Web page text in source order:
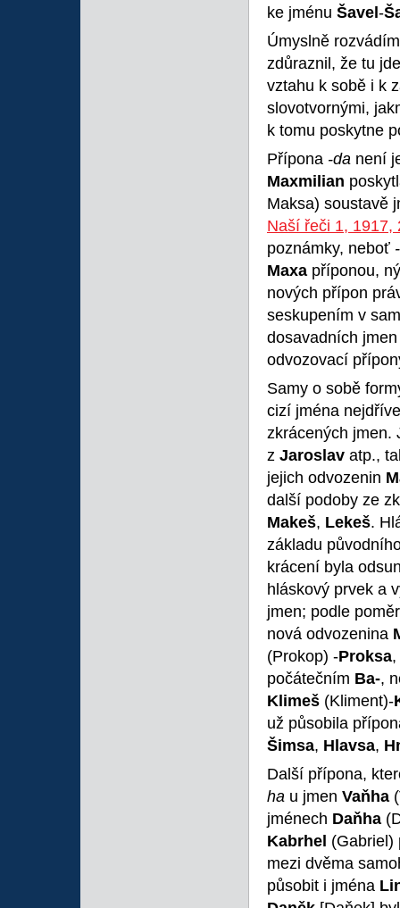
ke jménu Šavel -
Úmyslně
zdůraznil, že tu
vztahu k sobě i k
slovotvornými,
k tomu poskytne
Přípona -da není
Maxmilian
Maksa) soustavě
Naší řeči 1, 1917,
poznámky, neboť
Maxa příponou,
nových přípon
seskupením v
dosavadních
odvozovací
Samy o sobě
cizí jména
zkrácených jmen.
z Jaroslav atp.,
jejich odvozenin
další podoby ze
Makeš, Lekeš.
základu
krácení byla
hláskový prvek a
jmen; podle
nová odvozenina
(Prokop) -Proksa
počátečním Ba-,
Klimeš (Kliment)-
už působila
Šimsa, Hlavsa,
Další přípona,
ha u jmen Vaňha
jménech Daňha
Kabrhel (Gabriel)
mezi dvěma
působit i jména